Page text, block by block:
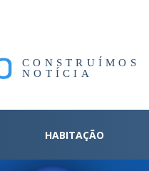
CONSTRUÍMOS
NOTÍCIA
HABITAÇÃO